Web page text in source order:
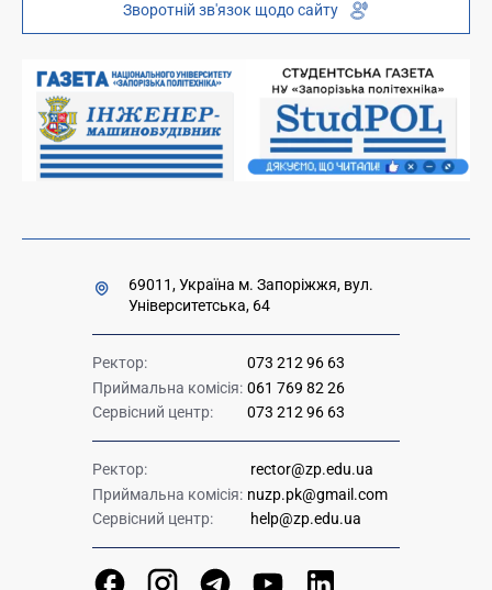
Платні послуги
Накази та розпорядження для оприлюднення
Міністерство освіти і науки України
Урядова "гаряча лінія" 1545
Зворотній зв'язок щодо сайту
69011, Україна м. Запоріжжя, вул.
Університетська, 64
Ректор:
073 212 96 63
Приймальна комісія: 061 769 82 26
Сервісний центр:
073 212 96 63
Ректор:
rector@zp.edu.ua
Приймальна комісія: nuzp.pk@gmail.com
Сервісний центр:
help@zp.edu.ua